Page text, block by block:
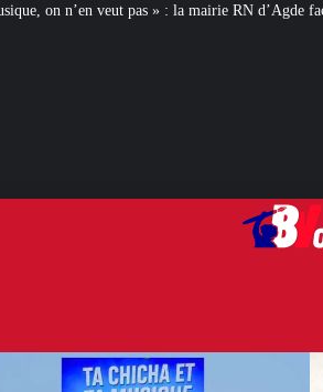
RN d’Agde face à la meute « antiraciste »